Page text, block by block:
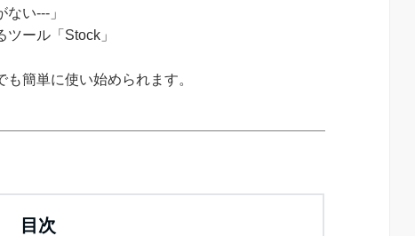
い---」
ール「Stock」
簡単に使い始められます。
目次